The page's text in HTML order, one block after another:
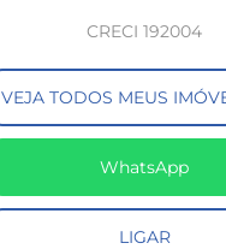
CRECI 192004
VEJA TODOS MEUS
WhatsApp
LIGAR